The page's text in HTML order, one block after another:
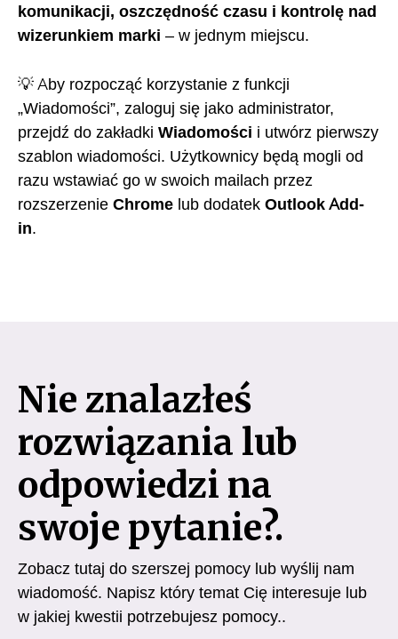
komunikacji, oszczędność czasu i kontrolę nad
wizerunkiem marki – w jednym miejscu.
💡 Aby rozpocząć korzystanie z funkcji
„Wiadomości”, zaloguj się jako administrator,
przejdź do zakładki Wiadomości i utwórz pierwszy
szablon wiadomości. Użytkownicy będą mogli od
razu wstawiać go w swoich mailach przez
rozszerzenie Chrome lub dodatek Outlook Add-
in.
Nie znalazłeś
rozwiązania lub
odpowiedzi na
swoje pytanie?.
Zobacz tutaj do szerszej pomocy lub wyślij nam
wiadomość. Napisz który temat Cię interesuje lub
w jakiej kwestii potrzebujesz pomocy..